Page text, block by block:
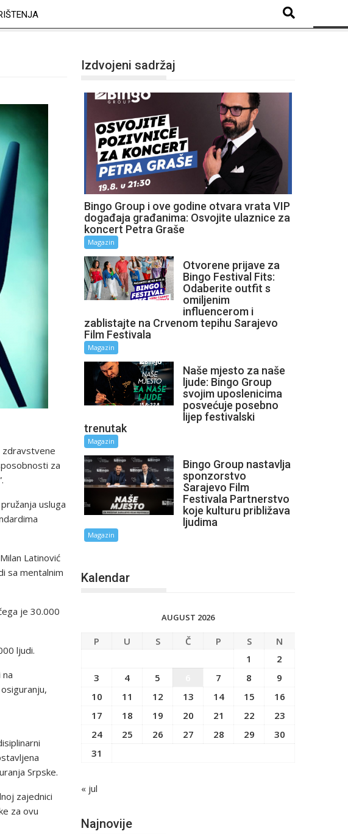
zdravstvene
za
usluga
Latinović
sa mentalnim
je 30.000
ljudi.
Srpske.
zajednici
za ovu
Izdvojeni sadržaj
Bingo Group i ove godine otvara vrata VIP
događaja građanima: Osvojite ulaznice za
koncert Petra Graše
Magazin
Otvorene prijave za
Bingo Festival Fits:
Odaberite outfit s
omiljenim
influencerom i
zablistajte na Crvenom tepihu Sarajevo
Film Festivala
Magazin
Naše mjesto za naše
ljude: Bingo Group
svojim uposlenicima
posvećuje posebno
lijep festivalski
trenutak
Magazin
Bingo Group nastavlja
sponzorstvo
Sarajevo Film
Festivala Partnerstvo
koje kulturu približava
ljudima
Magazin
Kalendar
AUGUST 2026
P U S Č P S
N
1
2
3
4 5 7 8
9
10
11 12 13 14 15
16
17
18 19 20 21 22
23
24
25 26 27 28 29
30
31
« jul
Najnovije